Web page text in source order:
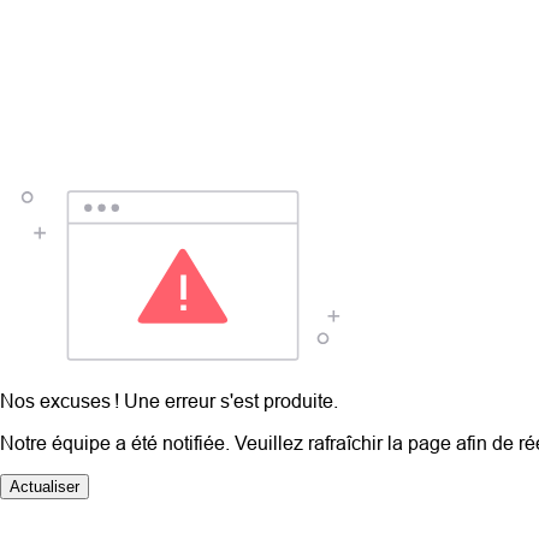
Nos excuses ! Une erreur s'est produite.
Notre équipe a été notifiée. Veuillez rafraîchir la page afin de
Actualiser